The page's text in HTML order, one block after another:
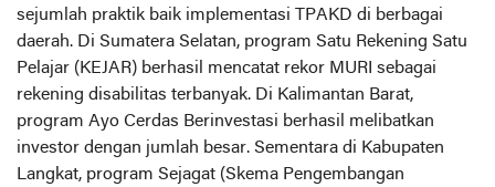
sejumlah praktik baik implementasi TPAKD di berbagai
daerah. Di Sumatera Selatan, program Satu Rekening Satu
Pelajar (KEJAR) berhasil mencatat rekor MURI sebagai
rekening disabilitas terbanyak. Di Kalimantan Barat,
program Ayo Cerdas Berinvestasi berhasil melibatkan
investor dengan jumlah besar. Sementara di Kabupaten
Langkat, program Sejagat (Skema Pengembangan